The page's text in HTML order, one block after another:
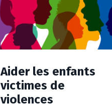
Aider les enfants
victimes de
violences